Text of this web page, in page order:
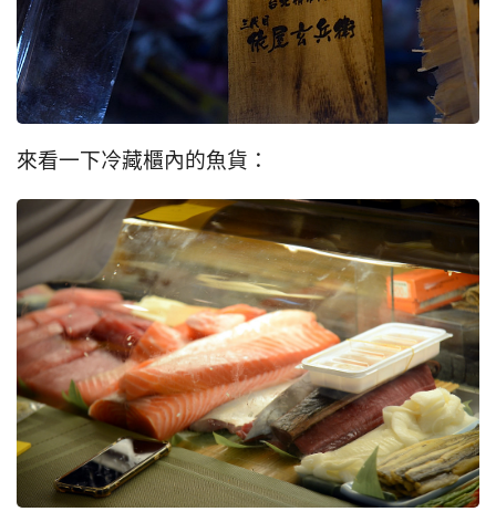
來看一下冷藏櫃內的魚貨：